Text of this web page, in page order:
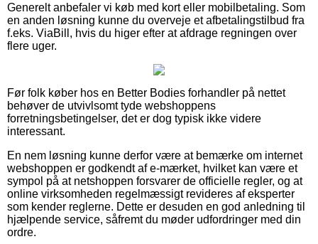
Generelt anbefaler vi køb med kort eller mobilbetaling. Som
en anden løsning kunne du overveje et afbetalingstilbud fra
f.eks. ViaBill, hvis du higer efter at afdrage regningen over
flere uger.
Før folk køber hos en Better Bodies forhandler på nettet
behøver de utvivlsomt tyde webshoppens
forretningsbetingelser, det er dog typisk ikke videre
interessant.
En nem løsning kunne derfor være at bemærke om internet
webshoppen er godkendt af e-mærket, hvilket kan være et
sympol på at netshoppen forsvarer de officielle regler, og at
online virksomheden regelmæssigt revideres af eksperter
som kender reglerne. Dette er desuden en god anledning til
hjælpende service, såfremt du møder udfordringer med din
ordre.